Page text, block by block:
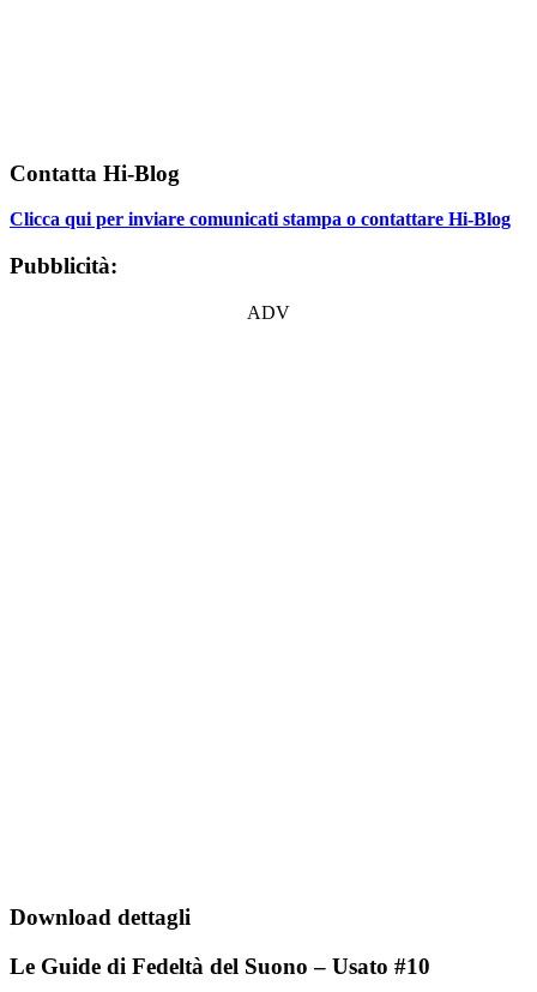
Contatta Hi-Blog
Clicca qui per inviare comunicati stampa o contattare Hi-Blog
Pubblicità:
ADV
Download dettagli
Le Guide di Fedeltà del Suono – Usato #10